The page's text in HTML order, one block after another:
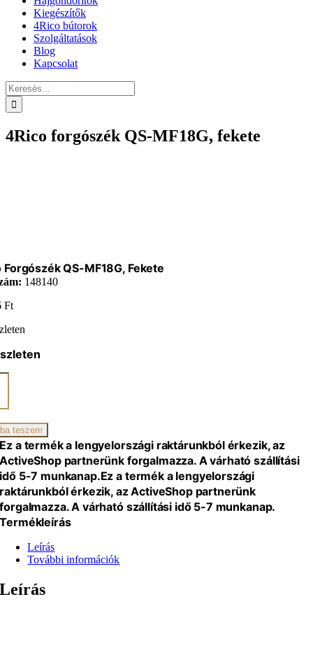
Kiegészítők
4Rico bútorok
Szolgáltatások
Blog
Kapcsolat
Keresés...
4Rico forgószék QS-MF18G, fekete
Forgószék QS-MF18G, Fekete
148140
Ft
teszem
Ez a termék a lengyelországi raktárunkból érkezik, az
ActiveShop partnerünk forgalmazza. A várható szállítási
idő 5-7 munkanap.Ez a termék a lengyelországi
raktárunkból érkezik, az ActiveShop partnerünk
forgalmazza. A várható szállítási idő 5-7 munkanap.
Termékleírás
Leírás
További információk
Leírás